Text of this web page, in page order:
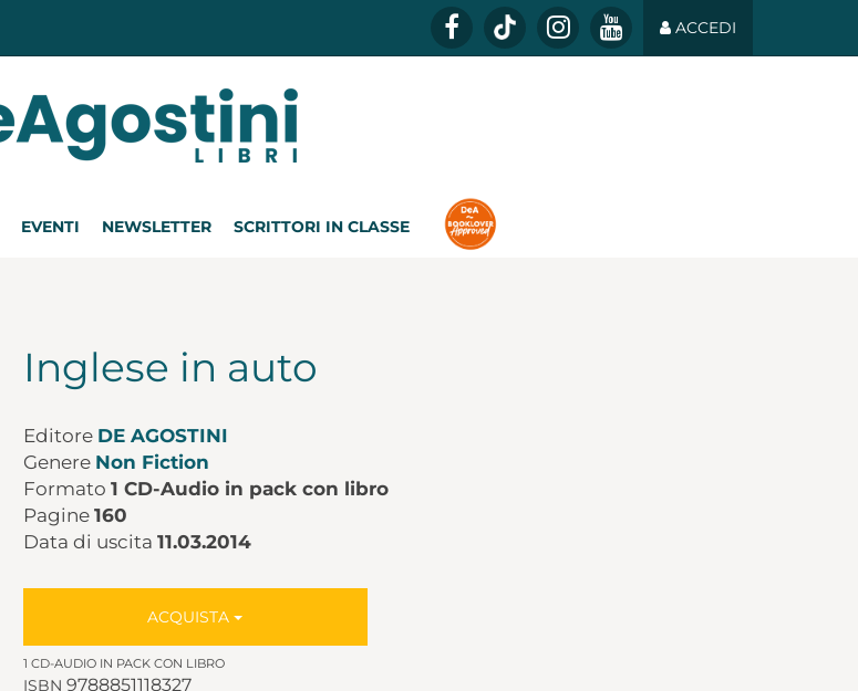
ACCEDI
EVENTI NEWSLETTER SCRITTORI IN CLASSE
Inglese in auto
Editore DE AGOSTINI
Genere Non Fiction
Formato 1 CD-Audio in pack con libro
Pagine 160
Data di uscita 11.03.2014
ACQUISTA
1 CD-AUDIO IN PACK CON LIBRO
ISBN 9788851118327